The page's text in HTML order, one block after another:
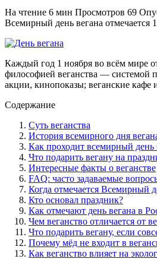
На чтение 6 мин Просмотров 69
Всемирный день вегана отмечается
Каждый год 1 ноября во всём мире
философией веганства — системой
акции, кинопоказы; веганские кафе
Содержание
Суть веганства
История всемирного дня
Как проходит всемирный день
Что подарить вегану на
Интересные факты о веганстве
FAQ: часто задаваемые
Когда отмечается Всемирный
Кто основал праздник?
Как отмечают день вегана в
Чем веганство отличается от
Что подарить вегану, если
Почему мёд не входит в
Как веганство влияет на